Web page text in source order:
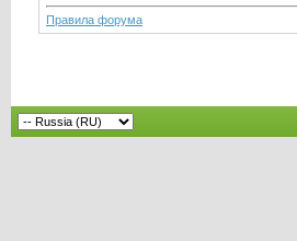
Правила форума